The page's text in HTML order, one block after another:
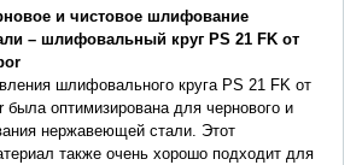
и чистовое шлифование
– шлифовальный круг PS 21 FK от
шлифовального круга PS 21 FK от
была оптимизирована для чернового и
нержавеющей стали. Этот
также очень хорошо подходит для